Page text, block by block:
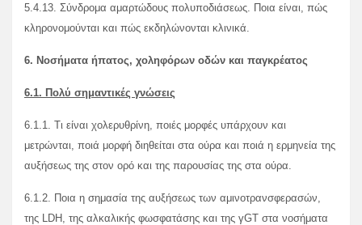
5.4.13. Σύνδρομα αμαρτώδους πολυποδιάσεως. Ποια είναι, πώς
κληρονομούνται και πώς εκδηλώνονται κλινικά.
6. Νοσήματα ήπατος, χοληφόρων οδών και παγκρέατος
6.1. Πολύ σημαντικές γνώσεις
6.1.1. Τι είναι χολερυθρίνη, ποιές μορφές υπάρχουν και
μετρώνται, ποιά μορφή διηθείται στα ούρα και ποιά η ερμηνεία της
αυξήσεως της στον ορό και της παρουσίας της στα ούρα.
6.1.2. Ποια η σημασία της αυξήσεως των αμινοτρανσφερασών,
της LDH, της αλκαλικής φωσφατάσης και της γGT στα νοσήματα